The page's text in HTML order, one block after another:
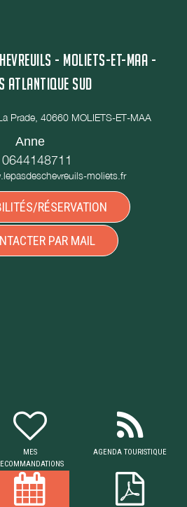
- MOLIETS-ET-MAA -
ATLANTIQUE SUD
Prade, 40660 MOLIETS-ET-MAA
Anne
0644148711
moliets.fr
RÉSERVATION
PAR MAIL
MES
AGENDA TOURISTIQUE